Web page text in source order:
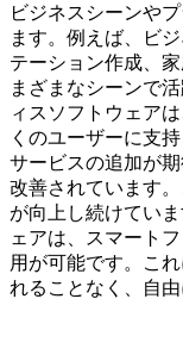
ビジネスシーンや
ます。例えば、ビ
テーション作成、
まざまなシーンで
ィスソフトウェア
くのユーザーに支
サービスの追加が
改善されています
が向上し続けてい
ェアは、スマート
用が可能です。こ
れることなく、自